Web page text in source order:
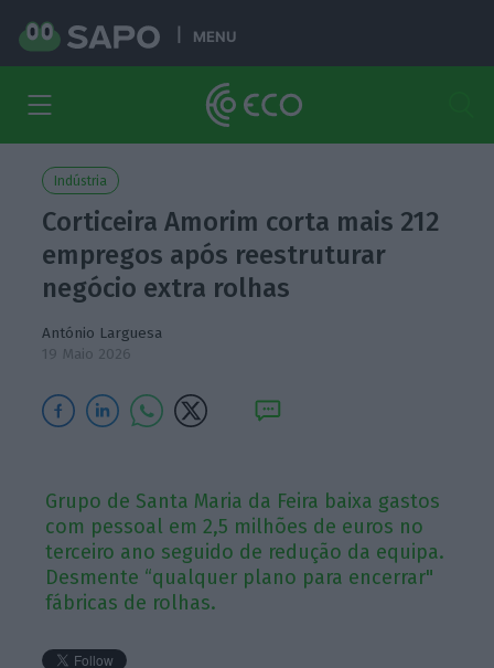
MENU
Indústria
Corticeira Amorim corta mais 212
empregos após reestruturar
negócio extra rolhas
António Larguesa
19 Maio 2026
Grupo de Santa Maria da Feira baixa gastos
com pessoal em 2,5 milhões de euros no
terceiro ano seguido de redução da equipa.
Desmente “qualquer plano para encerrar"
fábricas de rolhas.